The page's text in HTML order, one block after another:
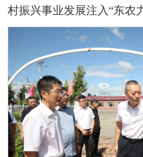
村振兴事业发展注入“东农